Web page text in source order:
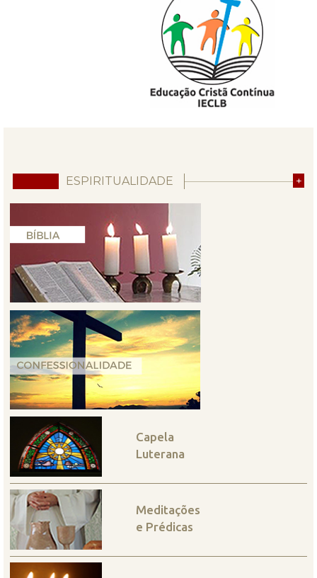
ESPIRITUALIDADE +
Capela
Luterana
Meditações
e Prédicas